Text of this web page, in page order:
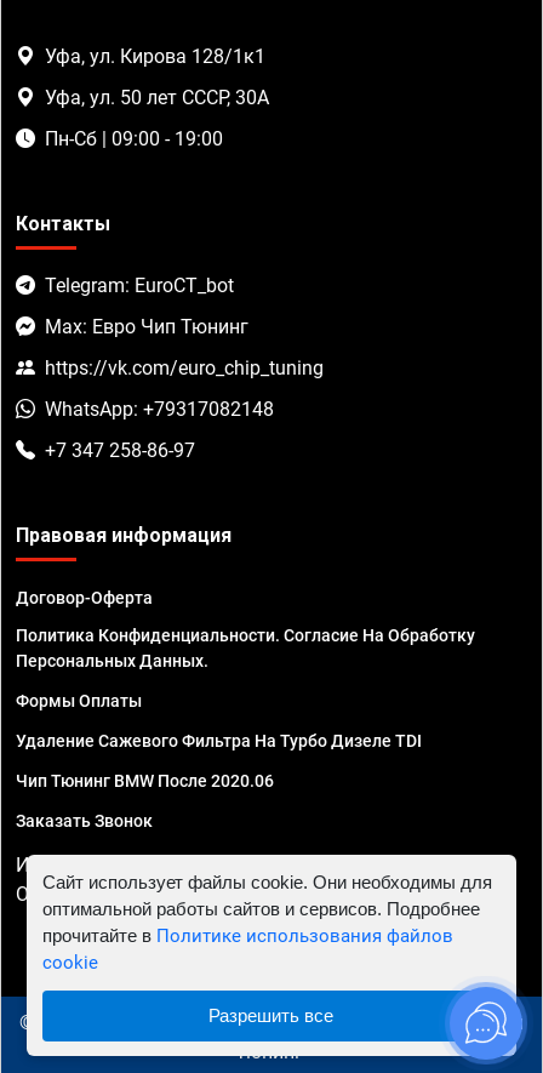
Уфа, ул. Кирова 128/1к1
Уфа, ул. 50 лет СССР, 30А
Пн-Сб | 09:00 - 19:00
Контакты
Telegram: EuroCT_bot
Max: Евро Чип Тюнинг
https://vk.com/euro_chip_tuning
WhatsApp: +79317082148
+7 347 258-86-97
Правовая информация
Договор-Оферта
Политика Конфиденциальности. Согласие На Обработку
Персональных Данных.
Формы Оплаты
Удаление Сажевого Фильтра На Турбо Дизеле TDI
Чип Тюнинг BMW После 2020.06
Заказать Звонок
ИП Смирнов Георгий Павлович. ИНН 781302555843,
ОГРНИП 324470400032610
© 2010 - 2026 Чип тюнинг в Уфе - Автосервис "Евро Чип
Тюнинг"
Сайт использует файлы cookie. Они необходимы для
оптимальной работы сайтов и сервисов. Подробнее
прочитайте в Политике использования файлов
cookie
Разрешить все